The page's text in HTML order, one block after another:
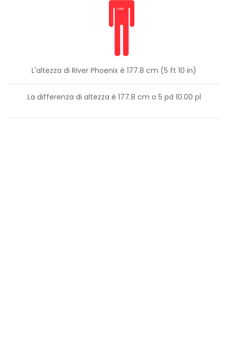
L'altezza di River Phoenix è 177.8 cm (5 ft 10 in)
La differenza di altezza è 177.8 cm o 5 pd 10.00 pl